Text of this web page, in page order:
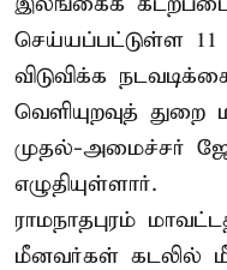
செய்யப்பட்டுள்ள
விடுவிக்க
வெளியுறவுத் துறை
முதல்-அமைச்சர்
எழுதியுள்ளார்.
ராமநாதபுரம்
மீனவர்கள் கடலில்